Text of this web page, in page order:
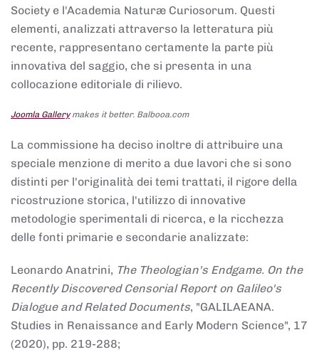
Society e l'Academia Naturæ Curiosorum. Questi
elementi, analizzati attraverso la letteratura più
recente, rappresentano certamente la parte più
innovativa del saggio, che si presenta in una
collocazione editoriale di rilievo.
Joomla Gallerymakes it better. Balbooa.com
La commissione ha deciso inoltre di attribuire una
speciale menzione di merito a due lavori che si sono
distinti per l'originalità dei temi trattati, il rigore della
ricostruzione storica, l'utilizzo di innovative
metodologie sperimentali di ricerca, e la ricchezza
delle fonti primarie e secondarie analizzate:
Leonardo Anatrini, The Theologian's Endgame. On the
Recently Discovered Censorial Report on Galileo's
Dialogue and Related Documents, "GALILAEANA.
Studies in Renaissance and Early Modern Science", 17
(2020), pp. 219-288;